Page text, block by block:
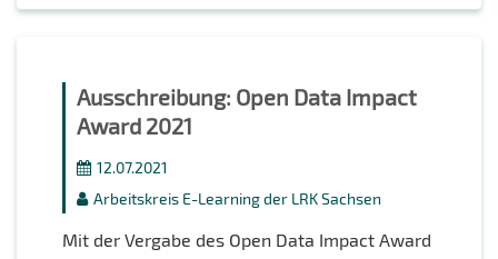
Ausschreibung: Open Data Impact
Award 2021
12.07.2021
Arbeitskreis E-Learning der LRK Sachsen
Mit der Vergabe des Open Data Impact Award